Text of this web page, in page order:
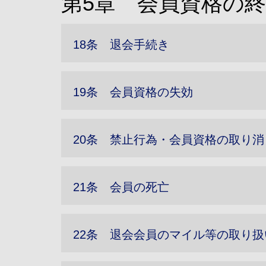
18条 退会手続き
19条 会員資格の失効
20条 禁止行為・会員資格の取り消
21条 会員の死亡
22条 退会会員のマイル等の取り扱